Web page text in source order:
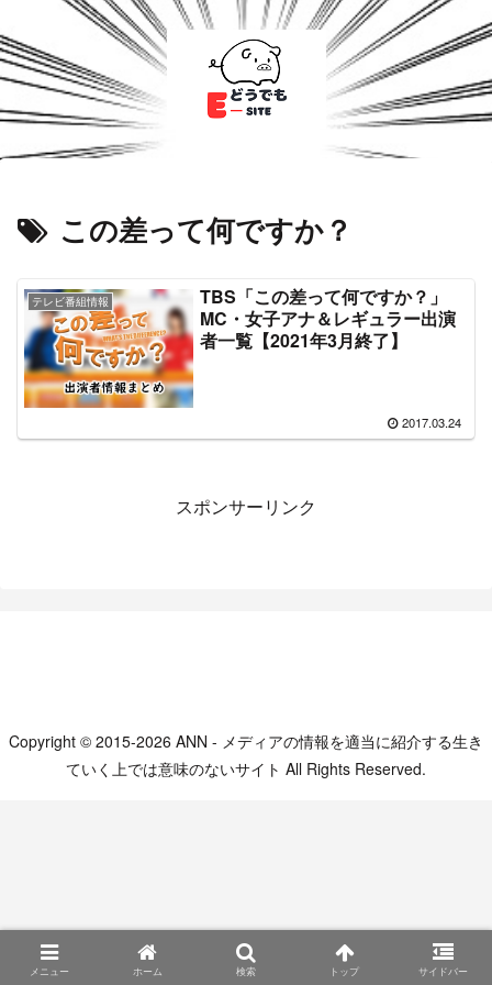
この差って何ですか？
テレビ番組情報
TBS「この差って何ですか？」
MC・女子アナ＆レギュラー出演
者一覧【2021年3月終了】
2017.03.24
スポンサーリンク
Copyright © 2015-2026 ANN - メディアの情報を適当に紹介する生き
ていく上では意味のないサイト All Rights Reserved.
メニュー ホーム 検索 トップ サイドバー